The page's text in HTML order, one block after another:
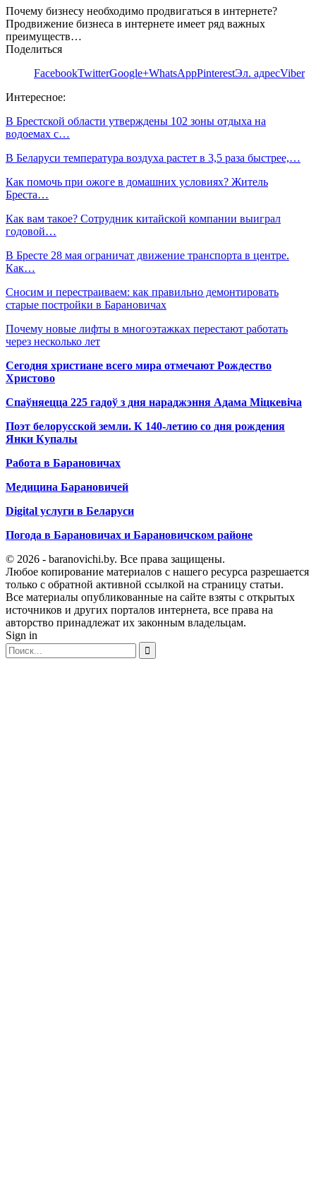
Почему бизнесу необходимо продвигаться в интернете?
Продвижение бизнеса в интернете имеет ряд важных
преимуществ…
Поделиться
FacebookTwitterGoogle+WhatsAppPinterestЭл. адресViber
Интересное:
В Брестской области утверждены 102 зоны отдыха на
водоемах с…
В Беларуси температура воздуха растет в 3,5 раза быстрее,…
Как помочь при ожоге в домашних условиях? Житель
Бреста…
Как вам такое? Сотрудник китайской компании выиграл
годовой…
В Бресте 28 мая ограничат движение транспорта в центре.
Как…
Сносим и перестраиваем: как правильно демонтировать
старые постройки в Барановичах
Почему новые лифты в многоэтажках перестают работать
через несколько лет
Сегодня христиане всего мира отмечают Рождество
Христово
Спаўняецца 225 гадоў з дня нараджэння Адама Міцкевіча
Поэт белорусской земли. К 140-летию со дня рождения
Янки Купалы
Работа в Барановичах
Медицина Барановичей
Digital услуги в Беларуси
Погода в Барановичах и Барановичском районе
© 2026 - baranovichi.by. Все права защищены.
Любое копирование материалов с нашего ресурса разрешается
только с обратной активной ссылкой на страницу статьи.
Все материалы опубликованные на сайте взяты с открытых
источников и других порталов интернета, все права на
авторство принадлежат их законным владельцам.
Sign in